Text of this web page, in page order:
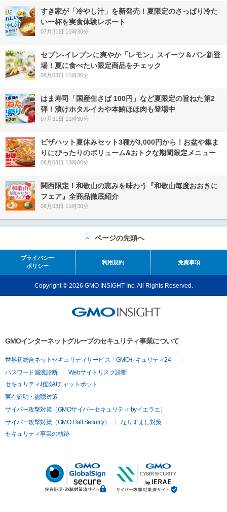
すき家が「冷やし汁」を新発売！夏限定のさっぱり冷た
い一杯を実食体験レポート
07月31日 11時30分
セブン‐イレブンに爽やか「レモン」スイーツ＆パン新登
場！夏に食べたい限定商品をチェック
08月03日 11時30分
はま寿司「国産生さば 100円」など夏限定の旨ねた第2
弾！漬けホタルイカや本鮪ほほ肉も登場中
07月31日 11時30分
ピザハット夏休みセット3種が3,000円から！お盆や集ま
りにぴったりのボリューム&おトクな期間限定メニュー
08月03日 13時00分
関西限定！和歌山の恵みを味わう『和歌山毎度おおきに
フェア』全商品徹底紹介
08月03日 11時30分
ページの先頭へ
プライバシー
ポリシー
利用規約 免責事項
Copyright © 2026 GMO INSIGHT Inc. All Rights Reserved.
GMOインターネットグループのセキュリティ事業について
世界初総合ネットセキュリティサービス「GMOセキュリティ24」
パスワード漏洩診断
Webサイトリスク診断
セキュリティ相談AIチャットボット
実在証明・盗聴対策
サイバー攻撃対策（GMOサイバーセキュリティ byイエラエ）
サイバー攻撃対策（GMO Flatt Security）
なりすまし対策
セキュリティ事業の軌跡